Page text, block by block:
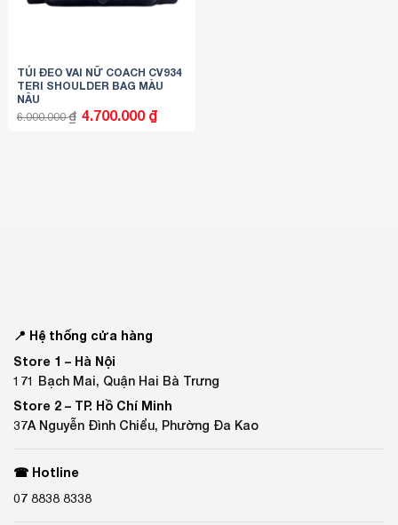
TÚI ĐEO VAI NỮ COACH CV934
TERI SHOULDER BAG MÀU
NÂU
6.000.000₫ Giá
gốc
4.700.000 ₫Giá
hiện
📍 Hệ thống cửa hàng
Store 1 – Hà Nội
171 Bạch Mai, Quận Hai Bà Trưng
Store 2 – TP. Hồ Chí Minh
37A Nguyễn Đình Chiểu, Phường Đa Kao
☎ Hotline
07 8838 8338